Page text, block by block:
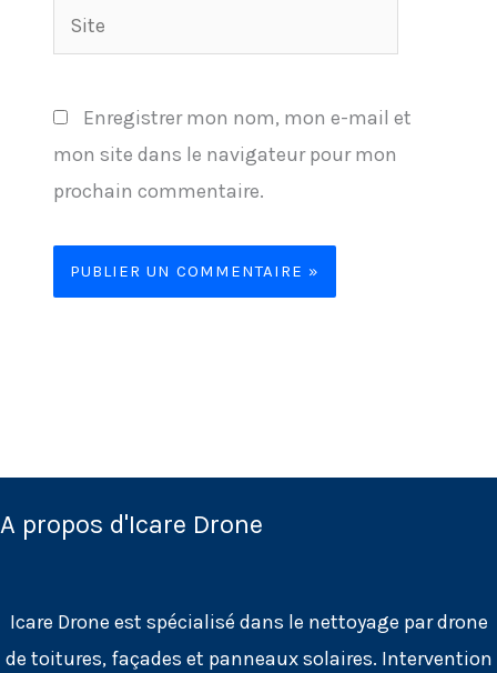
Site
Enregistrer mon nom, mon e-mail et
mon site dans le navigateur pour mon
prochain commentaire.
A propos d'Icare Drone
Icare Drone est spécialisé dans le nettoyage par drone
de toitures, façades et panneaux solaires. Intervention